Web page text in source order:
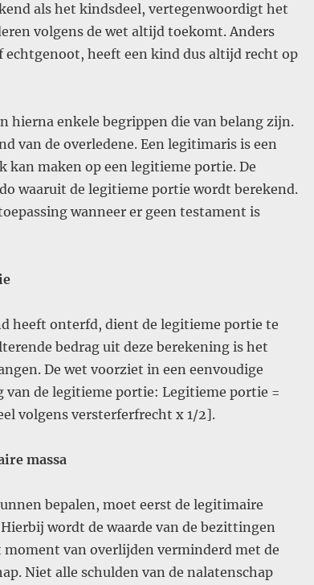
als het kindsdeel, vertegenwoordigt het
volgens de wet altijd toekomt. Anders
echtgenoot, heeft een kind dus altijd recht op
hierna enkele begrippen die van belang zijn.
van de overledene. Een legitimaris is een
kan maken op een legitieme portie. De
waaruit de legitieme portie wordt berekend.
wanneer er geen testament is
heeft onterfd, dient de legitieme portie te
bedrag uit deze berekening is het
De wet voorziet in een eenvoudige
van de legitieme portie: Legitieme portie =
volgens versterferfrecht x 1/2].
massa
bepalen, moet eerst de legitimaire
wordt de waarde van de bezittingen
moment van overlijden verminderd met de
Niet alle schulden van de nalatenschap